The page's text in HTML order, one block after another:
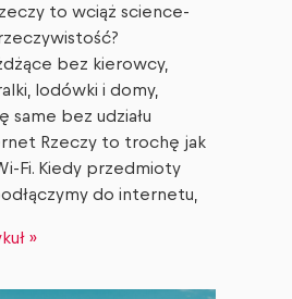
to wciąż science-
bez kierowcy,
lodówki i domy,
same bez udziału
Rzeczy to trochę jak
Fi. Kiedy przedmioty
do internetu,
»